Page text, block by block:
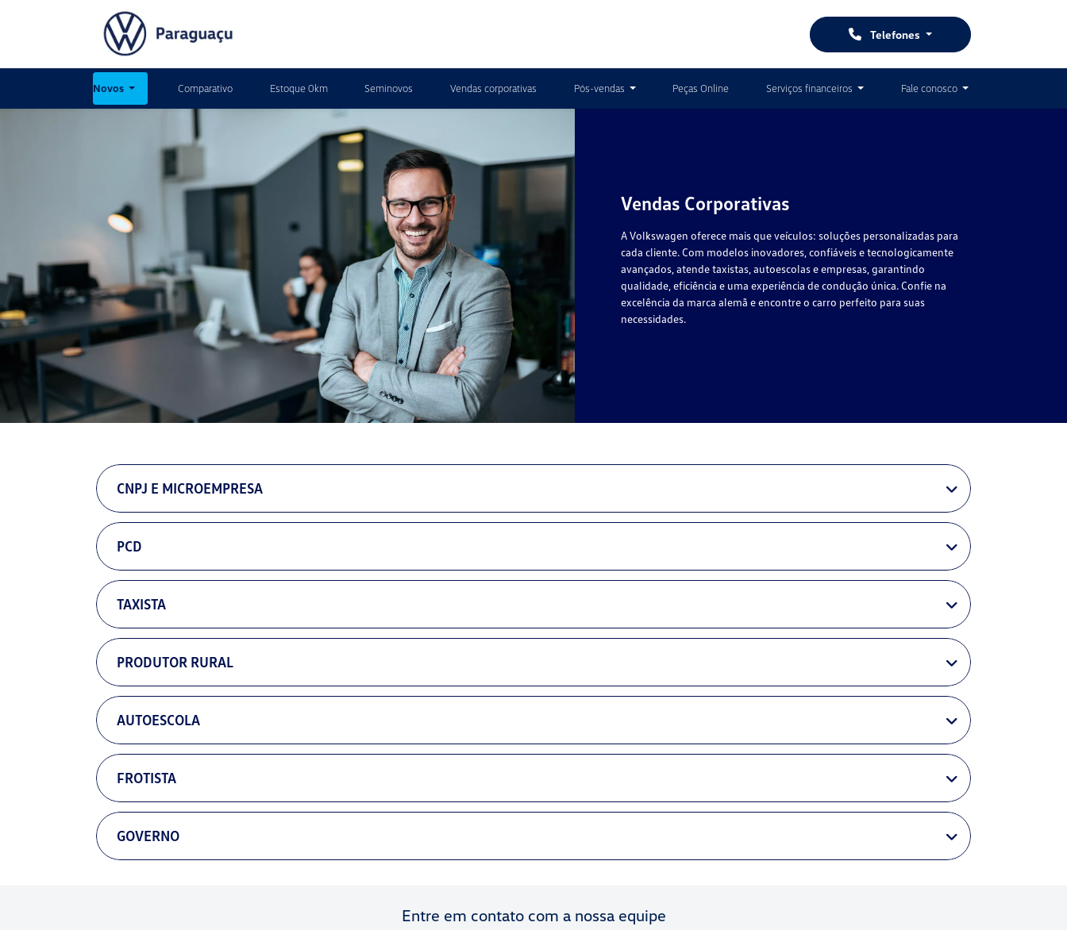
Telefones
Novos Comparativo Estoque 0km Seminovos Vendas corporativas Pós-vendas Peças Online Serviços financeiros Fale conosco
Vendas Corporativas
A Volkswagen oferece mais que veículos: soluções personalizadas para
cada cliente. Com modelos inovadores, confiáveis e tecnologicamente
avançados, atende taxistas, autoescolas e empresas, garantindo
qualidade, eficiência e uma experiência de condução única. Confie na
excelência da marca alemã e encontre o carro perfeito para suas
necessidades.
CNPJ E MICROEMPRESA
PCD
TAXISTA
PRODUTOR RURAL
AUTOESCOLA
FROTISTA
GOVERNO
Entre em contato com a nossa equipe